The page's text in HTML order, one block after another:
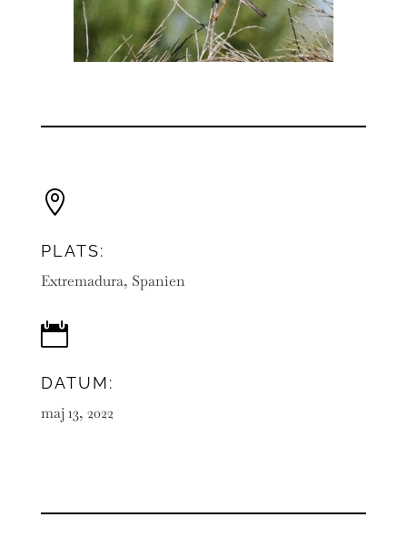

PLATS:
Extremadura, Spanien

DATUM:
maj 13, 2022